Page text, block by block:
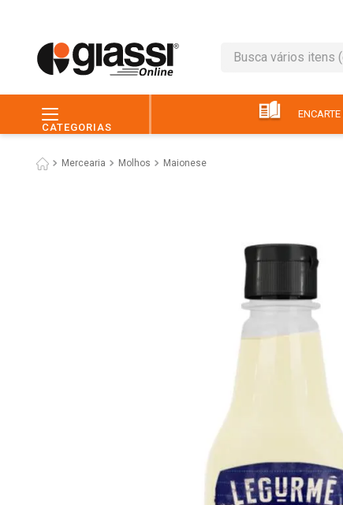
Busca vários itens
CATEGORIAS
Mercearia Molhos Maionese
leite
6º
º macarrão
8º ovo
9 pão